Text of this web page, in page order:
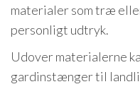
materialer som træ
personligt udtryk.
Udover materialerne
gardinstænger til